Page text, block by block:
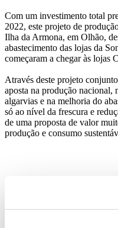
Com um investimento total
2022, este projeto de
Ilha da Armona, em Olhão,
abastecimento das lojas da
começaram a chegar às lojas
Através deste projeto
aposta na produção nacional,
algarvias e na melhoria do
só ao nível da frescura e
de uma proposta de valor
produção e consumo